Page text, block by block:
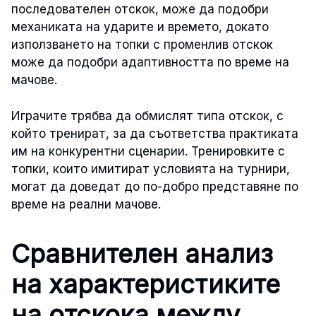
последователен отскок, може да подобри
механиката на ударите и времето, докато
използването на топки с променлив отскок
може да подобри адаптивността по време на
мачове.
Играчите трябва да обмислят типа отскок, с
който тренират, за да съответства практиката
им на конкурентни сценарии. Тренировките с
топки, които имитират условията на турнири,
могат да доведат до по-добро представяне по
време на реални мачове.
Сравнителен анализ
на характеристиките